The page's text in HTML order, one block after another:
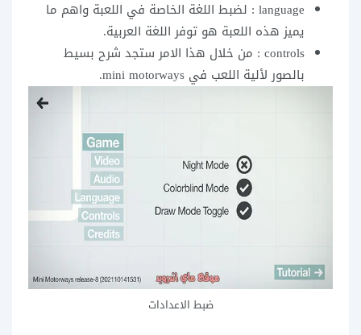
language : لضبط اللغة الخاصة في اللعبة واهم ما
يميز هذه اللعبة هو توفر اللغة العربية.
controls : من خلال هذا الامر ستجد شرح بسيط
بالصور لألية اللعب في mini motorways.
ضبط الاعدادات